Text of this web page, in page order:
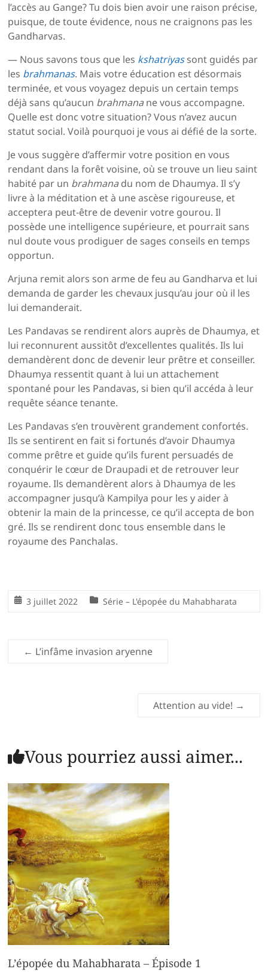
l’accès au Gange? Tu dois bien avoir une raison précise,
puisque, de toute évidence, nous ne craignons pas les
Gandharvas.
— Nous savons tous que les kshatriyassont guidés par
les brahmanas. Mais votre éducation est désormais
terminée, et vous voyagez depuis un certain temps
déjà sans qu’aucun brahmanane vous accompagne.
Quelle est donc votre situation? Vous n’avez aucun
statut social. Voilà pourquoi je vous ai défié de la sorte.
Je vous suggère d’affermir votre position en vous
rendant dans la forêt voisine, où se trouve un lieu saint
habité par un brahmanadu nom de Dhaumya. Il s’y
livre à la méditation et à une ascèse rigoureuse, et
acceptera peut-être de devenir votre gourou. Il
possède une intelligence supérieure, et pourrait sans
nul doute vous prodiguer de sages conseils en temps
opportun.
Arjuna remit alors son arme de feu au Gandharva et lui
demanda de garder les chevaux jusqu’au jour où il les
lui demanderait.
Les Pandavas se rendirent alors auprès de Dhaumya, et
lui reconnurent aussitôt d’excellentes qualités. Ils lui
demandèrent donc de devenir leur prêtre et conseiller.
Dhaumya ressentit quant à lui un attachement
spontané pour les Pandavas, si bien qu’il accéda à leur
requête séance tenante.
Les Pandavas s’en trouvèrent grandement confortés.
Ils se sentirent en fait si fortunés d’avoir Dhaumya
comme prêtre et guide qu’ils furent persuadés de
conquérir le cœur de Draupadi et de retrouver leur
royaume. Ils demandèrent alors à Dhaumya de les
accompagner jusqu’à Kampilya pour les y aider à
obtenir la main de la princesse, ce qu’il accepta de bon
gré. Ils se rendirent donc tous ensemble dans le
royaume des Panchalas.
3 juillet 2022 Série – L'épopée du Mahabharata
← L’infâme invasion aryenne
Attention au vide! →
Vous pourriez aussi aimer...
L’épopée du Mahabharata – Épisode 1